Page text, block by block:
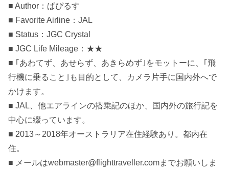
■ Author：ぱぴるす
■ Favorite Airline：JAL
■ Status：JGC Crystal
■ JGC Life Mileage：★★
■ ｢あわてず、あせらず、あきらめず｣をモットーに、｢飛
行機に乗ること｣も目的として、カメラ片手に国内外へで
かけます。
■ JAL、他エアラインの搭乗記のほか、国内外の旅行記を
中心に綴っています。
■ 2013～2018年オーストラリア在住経験あり。都内在
住。
■ メールはwebmaster@flighttraveller.comまでお願いしま